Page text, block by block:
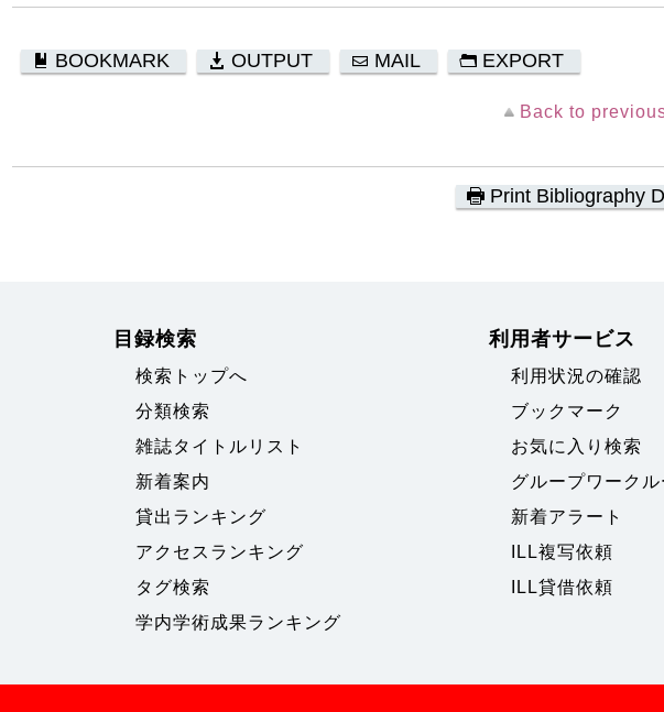
BOOKMARK OUTPUT MAIL EXPORT
Back to
Print Bibliography
目録検索
検索トップへ
分類検索
雑誌タイトルリスト
新着案内
貸出ランキング
アクセスランキング
タグ検索
学内学術成果ランキング
利用者サービス
利用状況の確認
ブックマーク
お気に入り検索
グループワーク
新着アラート
ILL複写依頼
ILL貸借依頼